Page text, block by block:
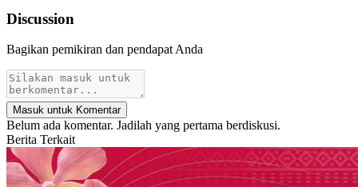
Discussion
Bagikan pemikiran dan pendapat Anda
Masuk untuk Komentar
Belum ada komentar. Jadilah yang pertama berdiskusi.
Berita Terkait